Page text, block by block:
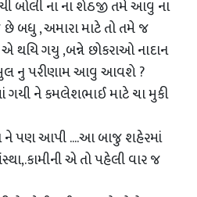
બોલી ના ના શેઠજી તમે આવુ ના
બધુ , અમારા માટે તો તમે જ
થયિ ગયુ ,બન્ને છોકરાઓ નાદાન
નુ પરીણામ આવુ આવશે ?
ગયી ને કમલેશભાઈ માટે ચા મુકી
ને પણ આપી ....આ બાજુ શહેરમાં
એ તો પહેલી વાર જ